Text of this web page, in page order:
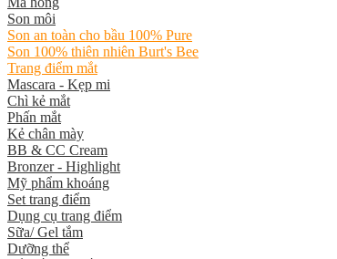
Son môi
Son an toàn cho bầu 100% Pure
Son 100% thiên nhiên Burt's Bee
Trang điểm mắt
Mascara - Kẹp mi
Chì kẻ mắt
Phấn mắt
Kẻ chân mày
BB & CC Cream
Bronzer - Highlight
Mỹ phẩm khoáng
Set trang điểm
Dụng cụ trang điểm
Sữa/ Gel tắm
Dưỡng thể